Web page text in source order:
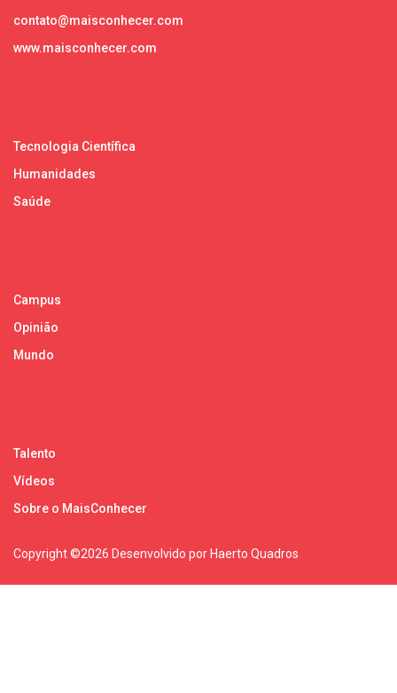
contato@maisconhecer.com
www.maisconhecer.com
Tecnologia Científica
Humanidades
Saúde
Campus
Opinião
Mundo
Talento
Vídeos
Sobre o MaisConhecer
Copyright ©2026 Desenvolvido por Haerto Quadros